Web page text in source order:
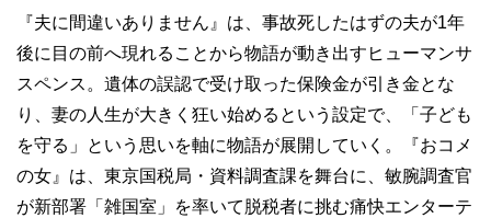
『夫に間違いありません』は、事故死したはずの夫が1年
後に目の前へ現れることから物語が動き出すヒューマンサ
スペンス。遺体の誤認で受け取った保険金が引き金とな
り、妻の人生が大きく狂い始めるという設定で、「子ども
を守る」という思いを軸に物語が展開していく。『おコメ
の女』は、東京国税局・資料調査課を舞台に、敏腕調査官
が新部署「雑国室」を率いて脱税者に挑む痛快エンターテ